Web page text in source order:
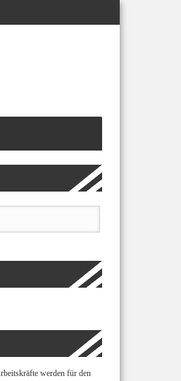
werden für den